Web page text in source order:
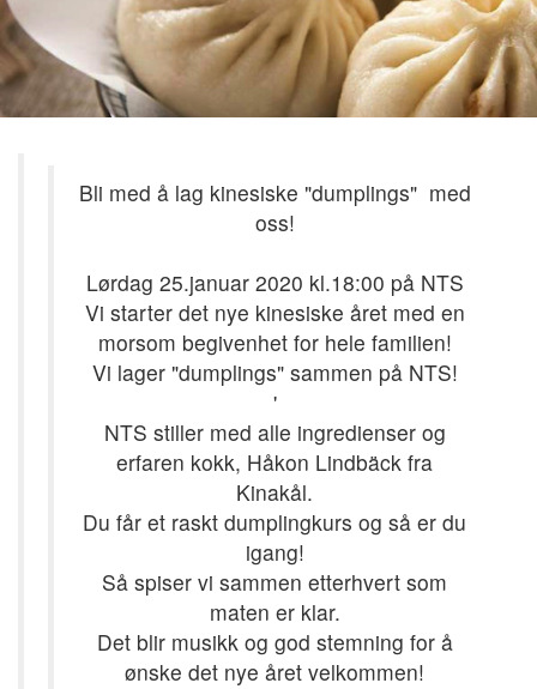
Bli med å lag kinesiske "dumplings" med
oss!
Lørdag 25.januar 2020 kl.18:00 på NTS
Vi starter det nye kinesiske året med en
morsom begivenhet for hele familien!
Vi lager "dumplings" sammen på NTS!
'
NTS stiller med alle ingredienser og
erfaren kokk, Håkon Lindbäck fra
Kinakål.
Du får et raskt dumplingkurs og så er du
igang!
Så spiser vi sammen etterhvert som
maten er klar.
Det blir musikk og god stemning for å
ønske det nye året velkommen!